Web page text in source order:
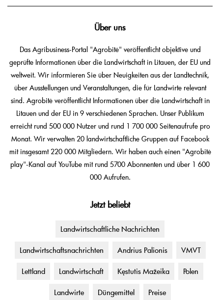
Über uns
Das Agribusiness-Portal "Agrobitė" veröffentlicht objektive und
geprüfte Informationen über die Landwirtschaft in Litauen, der EU und
weltweit. Wir informieren Sie über Neuigkeiten aus der Landtechnik,
über Ausstellungen und Veranstaltungen, die für Landwirte relevant
sind. Agrobitė veröffentlicht Informationen über die Landwirtschaft in
Litauen und der EU in 9 verschiedenen Sprachen. Unser Publikum
erreicht rund 500 000 Nutzer und rund 1 700 000 Seitenaufrufe pro
Monat. Wir verwalten 20 landwirtschaftliche Gruppen auf Facebook
mit insgesamt 220 000 Mitgliedern. Wir haben auch einen "Agrobitė
play"-Kanal auf YouTube mit rund 5700 Abonnenten und über 1 600
000 Aufrufen.
Jetzt beliebt
Landwirtschaftliche Nachrichten
Landwirtschaftsnachrichten Andrius Palionis VMVT
Lettland Landwirtschaft Kęstutis Mažeika Polen
Landwirte Düngemittel Preise